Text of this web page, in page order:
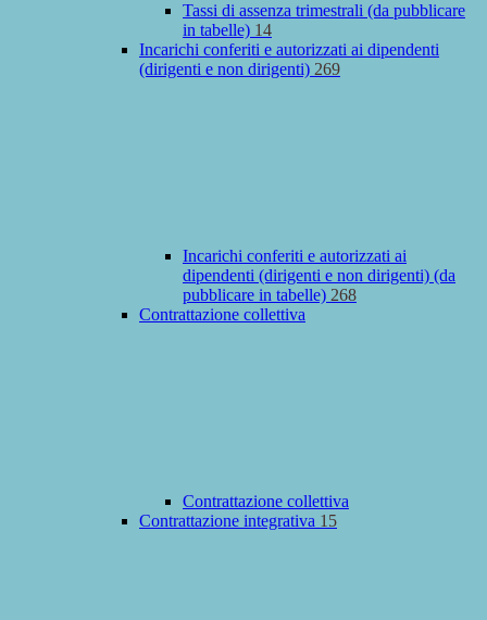
Tassi di assenza trimestrali (da pubblicare
in tabelle) 14
Incarichi conferiti e autorizzati ai dipendenti
(dirigenti e non dirigenti) 269
Incarichi conferiti e autorizzati ai
dipendenti (dirigenti e non dirigenti) (da
pubblicare in tabelle) 268
Contrattazione collettiva
Contrattazione collettiva
Contrattazione integrativa 15